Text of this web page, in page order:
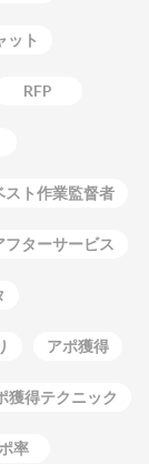
ット
RFP
スト作業監督者
フターサービス
アポ獲得
獲得テクニック
率